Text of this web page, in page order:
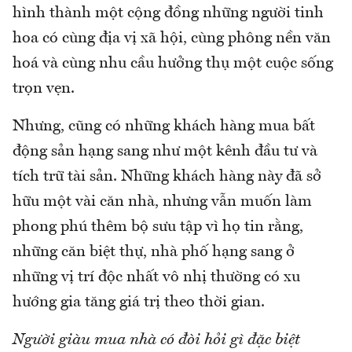
hình thành một cộng đồng những người tinh
hoa có cùng địa vị xã hội, cùng phông nền văn
hoá và cùng nhu cầu hưởng thụ một cuộc sống
trọn vẹn.
Nhưng, cũng có những khách hàng mua bất
động sản hạng sang như một kênh đầu tư và
tích trữ tài sản. Những khách hàng này đã sở
hữu một vài căn nhà, nhưng vẫn muốn làm
phong phú thêm bộ sưu tập vì họ tin rằng,
những căn biệt thự, nhà phố hạng sang ở
những vị trí độc nhất vô nhị thường có xu
hướng gia tăng giá trị theo thời gian.
Người giàu mua nhà có đòi hỏi gì đặc biệt